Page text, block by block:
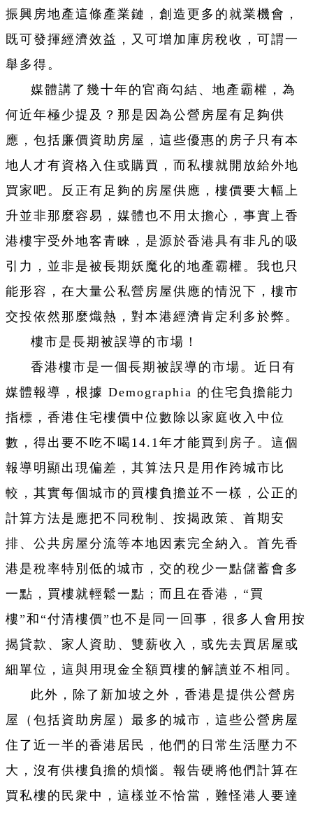
振興房地產這條產業鏈，創造更多的就業機會，
既可發揮經濟效益，又可增加庫房稅收，可謂一
舉多得。
媒體講了幾十年的官商勾結、地產霸權，為
何近年極少提及？那是因為公營房屋有足夠供
應，包括廉價資助房屋，這些優惠的房子只有本
地人才有資格入住或購買，而私樓就開放給外地
買家吧。反正有足夠的房屋供應，樓價要大幅上
升並非那麼容易，媒體也不用太擔心，事實上香
港樓宇受外地客青睞，是源於香港具有非凡的吸
引力，並非是被長期妖魔化的地產霸權。我也只
能形容，在大量公私營房屋供應的情況下，樓市
交投依然那麼熾熱，對本港經濟肯定利多於弊。
樓市是長期被誤導的市場！
香港樓市是一個長期被誤導的市場。近日有
媒體報導，根據 Demographia 的住宅負擔能力
指標，香港住宅樓價中位數除以家庭收入中位
數，得出要不吃不喝14.1年才能買到房子。這個
報導明顯出現偏差，其算法只是用作跨城市比
較，其實每個城市的買樓負擔並不一樣，公正的
計算方法是應把不同稅制、按揭政策、首期安
排、公共房屋分流等本地因素完全納入。首先香
港是稅率特別低的城市，交的稅少一點儲蓄會多
一點，買樓就輕鬆一點；而且在香港，“買
樓”和“付清樓價”也不是同一回事，很多人會用按
揭貸款、家人資助、雙薪收入，或先去買居屋或
細單位，這與用現金全額買樓的解讀並不相同。
此外，除了新加坡之外，香港是提供公營房
屋（包括資助房屋）最多的城市，這些公營房屋
住了近一半的香港居民，他們的日常生活壓力不
大，沒有供樓負擔的煩惱。報告硬將他們計算在
買私樓的民衆中，這樣並不恰當，難怪港人要達